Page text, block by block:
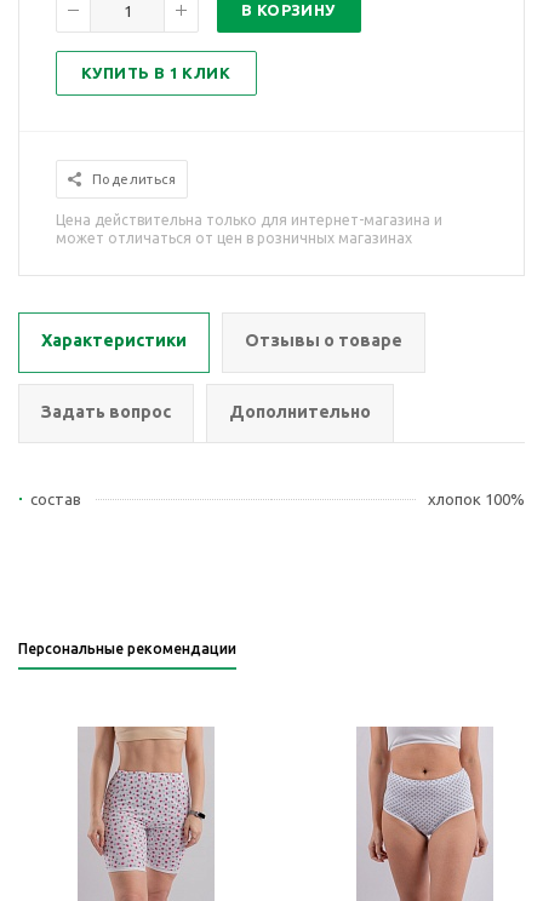
В КОРЗИНУ
КУПИТЬ В 1 КЛИК
Поделиться
Цена действительна только для интернет-магазина и
может отличаться от цен в розничных магазинах
Характеристики Отзывы о товаре
Задать вопрос Дополнительно
состав хлопок 100%
Персональные рекомендации